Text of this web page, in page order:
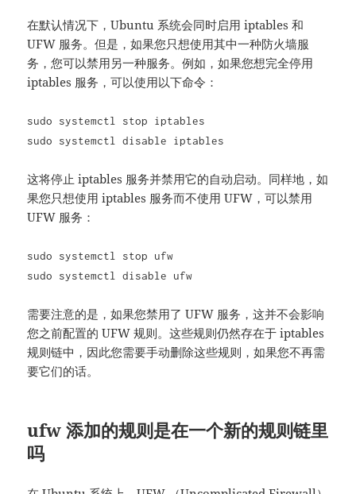
在默认情况下，Ubuntu 系统会同时启用 iptables 和
UFW 服务。但是，如果您只想使用其中一种防火墙服
务，您可以禁用另一种服务。例如，如果您想完全停用
iptables 服务，可以使用以下命令：
sudo systemctl stop iptables
sudo systemctl disable iptables
这将停止 iptables 服务并禁用它的自动启动。同样地，如
果您只想使用 iptables 服务而不使用 UFW，可以禁用
UFW 服务：
sudo systemctl stop ufw
sudo systemctl disable ufw
需要注意的是，如果您禁用了 UFW 服务，这并不会影响
您之前配置的 UFW 规则。这些规则仍然存在于 iptables
规则链中，因此您需要手动删除这些规则，如果您不再需
要它们的话。
ufw 添加的规则是在一个新的规则链里
吗